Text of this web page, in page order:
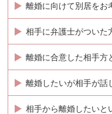
離婚に向けて別居をお
相手に弁護士がついた
離婚に合意した相手方
離婚したいが相手が話
相手から離婚したいと